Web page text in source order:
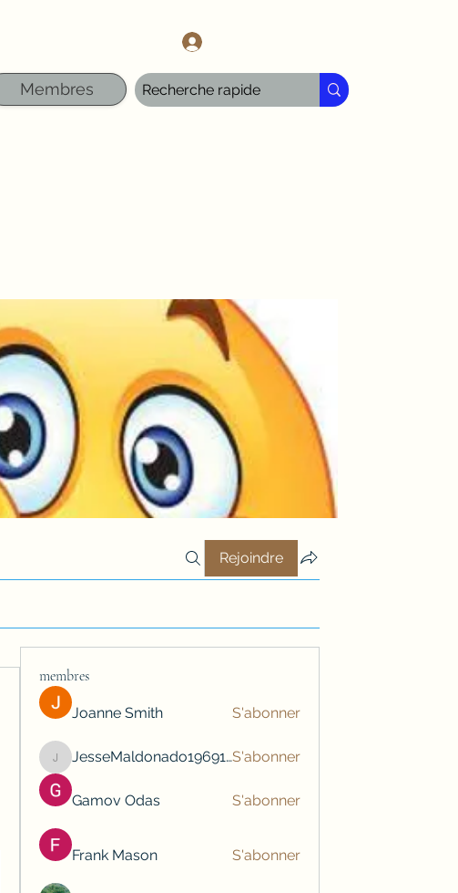
Membres
Rejoindre
membres
Joanne Smith S'abonner
JesseMaldonado1969116
JesseMaldonado1969116S'abonner
Gamov Odas S'abonner
Frank Mason S'abonner